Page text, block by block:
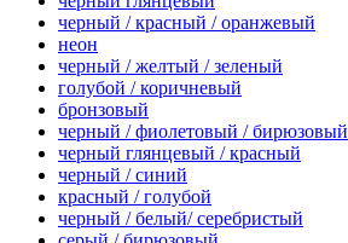
черный / красный / оранжевый
неон
черный / желтый / зеленый
голубой / коричневый
бронзовый
черный / фиолетовый / бирюзовый
черный глянцевый / красный
черный / синий
красный / голубой
черный / белый/ серебристый